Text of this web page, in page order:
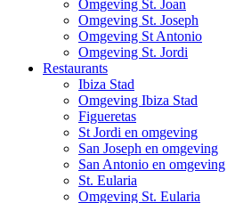
Omgeving St. Joan
Omgeving St. Joseph
Omgeving St Antonio
Omgeving St. Jordi
Restaurants
Ibiza Stad
Omgeving Ibiza Stad
Figueretas
St Jordi en omgeving
San Joseph en omgeving
San Antonio en omgeving
St. Eularia
Omgeving St. Eularia